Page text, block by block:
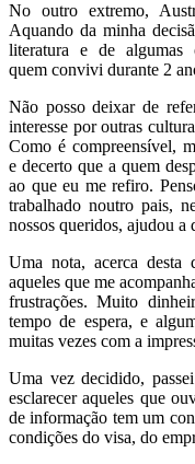
No outro extremo,
Aquando da minha
literatura e de algumas
quem convivi durante 2
Não posso deixar de
interesse por outras
Como é compreensível,
e decerto que a quem
ao que eu me refiro.
trabalhado noutro pais,
nossos queridos, ajudou a
Uma nota, acerca
aqueles que me
frustrações. Muito
tempo de espera, e
muitas vezes com a
Uma vez decidido,
esclarecer aqueles que
de informação tem um
condições do visa, do